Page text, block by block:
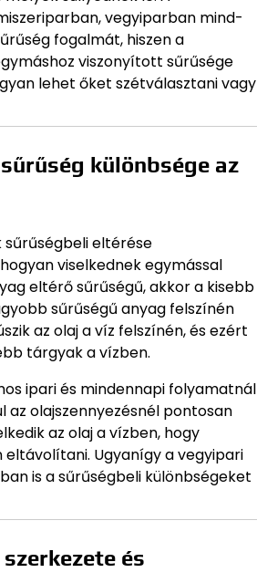
vegyiparban mind-
fogalmát, hiszen a
viszonyított sűrűsége
lehet őket szétválasztani vagy
különbsége az
sűrűségbeli eltérése
viselkednek egymással
eltérő sűrűségű, akkor a kisebb
sűrűségű anyag felszínén
az olaj a víz felszínén, és ezért
tárgyak a vízben.
ipari és mindennapi folyamatnál
az olajszennyezésnél pontosan
az olaj a vízben, hogy
eltávolítani. Ugyanígy a vegyipari
is a sűrűségbeli különbségeket
és